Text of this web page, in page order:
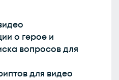
о герое и
вопросов для
для видео